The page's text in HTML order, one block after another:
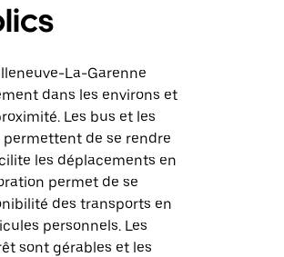
La-Garenne
dans les environs et
Les bus et les
de se rendre
les déplacements en
permet de se
des transports en
personnels. Les
sont gérables et les